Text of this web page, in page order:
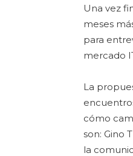
Una vez
meses
para
mercado
La
cómo
son: Gino
la